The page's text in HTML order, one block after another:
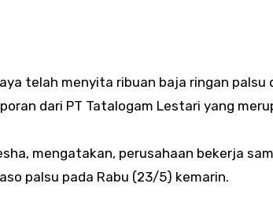
telah menyita ribuan baja ringan
dari PT Tatalogam Lestari yang
mengatakan, perusahaan bekerja
palsu pada Rabu (23/5) kemarin.